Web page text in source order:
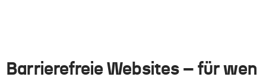
Barrierefreie Websites – für wen